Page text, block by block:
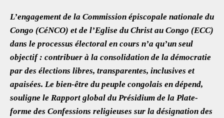
eb
oo
k
tt
er
ai
l
at
s
A
p
p
ar
e
L’engagement de la Commission épiscopale nationale du
Congo (CéNCO) et de l’Eglise du Christ au Congo (ECC)
dans le processus électoral en cours n’a qu’un seul
objectif : contribuer à la consolidation de la démocratie
par des élections libres, transparentes, inclusives et
apaisées. Le bien-être du peuple congolais en dépend,
souligne le Rapport global du Présidium de la Plate-
forme des Confessions religieuses sur la désignation des